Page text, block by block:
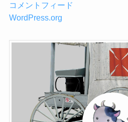
コメントフィード
WordPress.org